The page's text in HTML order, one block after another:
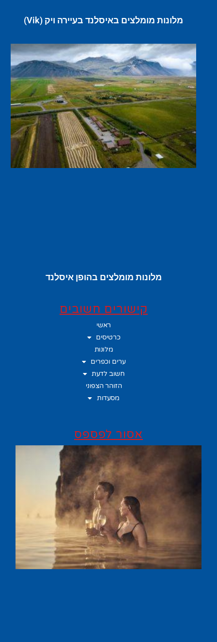
מלונות מומלצים באיסלנד בעיירה ויק (Vik)
מלונות מומלצים בהופן איסלנד
קישורים חשובים
ראשי
כרטיסים
מלונות
ערים וכפרים
חשוב לדעת
הזוהר הצפוני
מסעדות
אסור לפספס